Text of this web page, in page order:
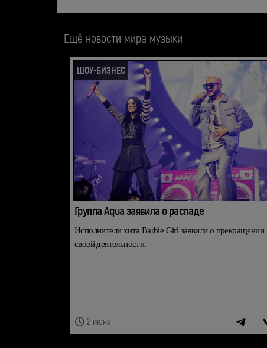
Ещё новости мира музыки
ШОУ-БИЗНЕС
Группа Aqua заявила о распаде
Исполнители хита Barbie Girl заявили о прекращении
своей деятельности.
2 июня